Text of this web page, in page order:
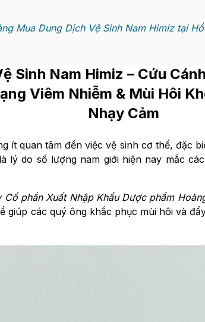
Mua Dung Dịch Vệ Sinh Nam Himiz tại
Sinh Nam Himiz – Cứu
Viêm Nhiễm & Mùi Hôi
Nhạy Cảm
ít quan tâm đến việc vệ sinh cơ thể, đặc
lý do số lượng nam giới hiện nay mắc
Cổ phần Xuất Nhập Khẩu Dược phẩm
giúp các quý ông khắc phục mùi hôi và